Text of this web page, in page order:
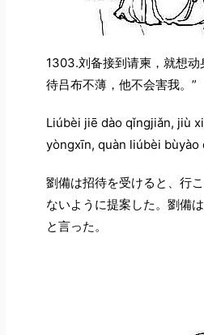
1303.刘备接到请柬，就想
待吕布不薄，他不会害我。”
Liúbèi jiē dào qǐngjiǎn, jiù
yòngxīn, quàn liúbèi bùyào
劉備は招待を受けると、行
ないように提案した。劉備
と言った。